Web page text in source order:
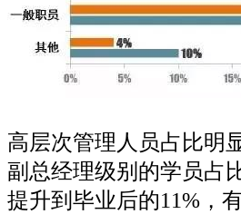
高层次管理人员占比明
副总经理级别的学员占
提升到毕业后的11%，